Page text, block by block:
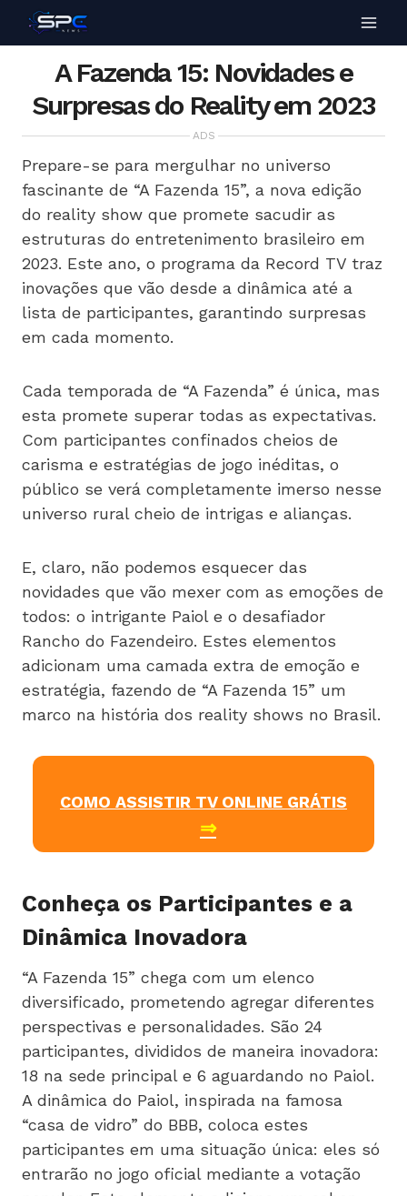
A Fazenda 15: Novidades e
Surpresas do Reality em 2023
ADS
Prepare-se para mergulhar no universo
fascinante de “A Fazenda 15”, a nova edição
do reality show que promete sacudir as
estruturas do entretenimento brasileiro em
2023. Este ano, o programa da Record TV traz
inovações que vão desde a dinâmica até a
lista de participantes, garantindo surpresas
em cada momento.
Cada temporada de “A Fazenda” é única, mas
esta promete superar todas as expectativas.
Com participantes confinados cheios de
carisma e estratégias de jogo inéditas, o
público se verá completamente imerso nesse
universo rural cheio de intrigas e alianças.
E, claro, não podemos esquecer das
novidades que vão mexer com as emoções de
todos: o intrigante Paiol e o desafiador
Rancho do Fazendeiro. Estes elementos
adicionam uma camada extra de emoção e
estratégia, fazendo de “A Fazenda 15” um
marco na história dos reality shows no Brasil.
COMO ASSISTIR TV ONLINE GRÁTIS
⇒
Conheça os Participantes e a
Dinâmica Inovadora
“A Fazenda 15” chega com um elenco
diversificado, prometendo agregar diferentes
perspectivas e personalidades. São 24
participantes, divididos de maneira inovadora:
18 na sede principal e 6 aguardando no Paiol.
A dinâmica do Paiol, inspirada na famosa
“casa de vidro” do BBB, coloca estes
participantes em uma situação única: eles só
entrarão no jogo oficial mediante a votação